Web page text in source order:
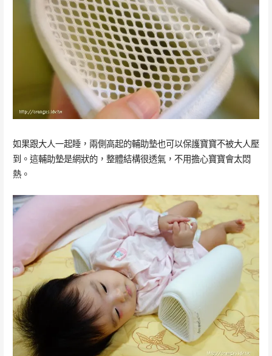
如果跟大人一起睡，兩側高起的輔助墊也可以保護寶寶不被大人壓
到。這輔助墊是網狀的，整體結構很透氣，不用擔心寶寶會太悶
熱。